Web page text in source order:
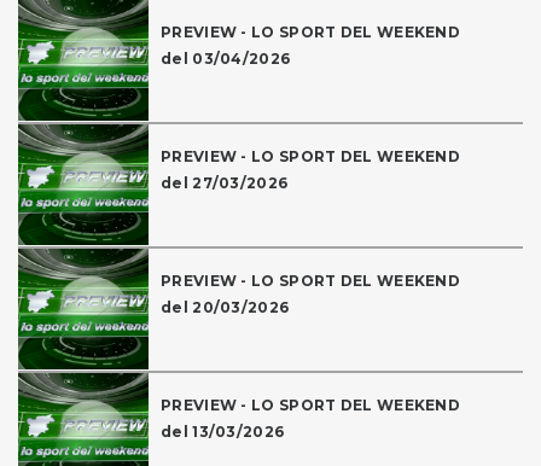
PREVIEW - LO SPORT DEL WEEKEND
del 03/04/2026
PREVIEW - LO SPORT DEL WEEKEND
del 27/03/2026
PREVIEW - LO SPORT DEL WEEKEND
del 20/03/2026
PREVIEW - LO SPORT DEL WEEKEND
del 13/03/2026